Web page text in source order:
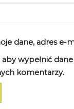
dane, adres e-
wypełnić
komentarzy.